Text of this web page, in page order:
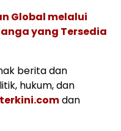
Global melalui
yang Tersedia
berita dan
hukum, dan
dan